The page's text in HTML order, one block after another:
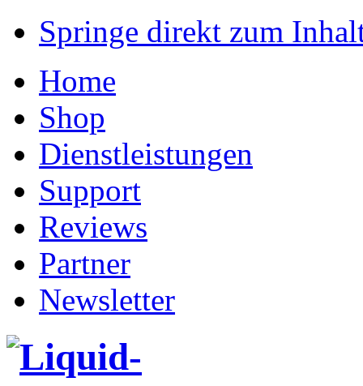
Springe direkt zum
Home
Shop
Dienstleistungen
Support
Reviews
Partner
Newsletter